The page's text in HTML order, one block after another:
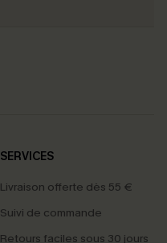
SERVICES
Livraison offerte dès 55 €
Suivi de commande
Retours faciles sous 30 jours